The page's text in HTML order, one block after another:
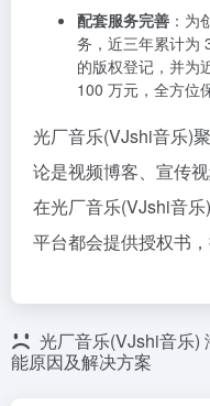
配套服务完善 ：为
务，近三年累计为
的版权登记，并为
100 万元，全方位
光厂音乐(VJshi音乐)
论是视频博客、宣传
在光厂音乐(VJshi音
平台都会提供授权书
光厂音乐(VJshi音乐)
能原因及解决方案